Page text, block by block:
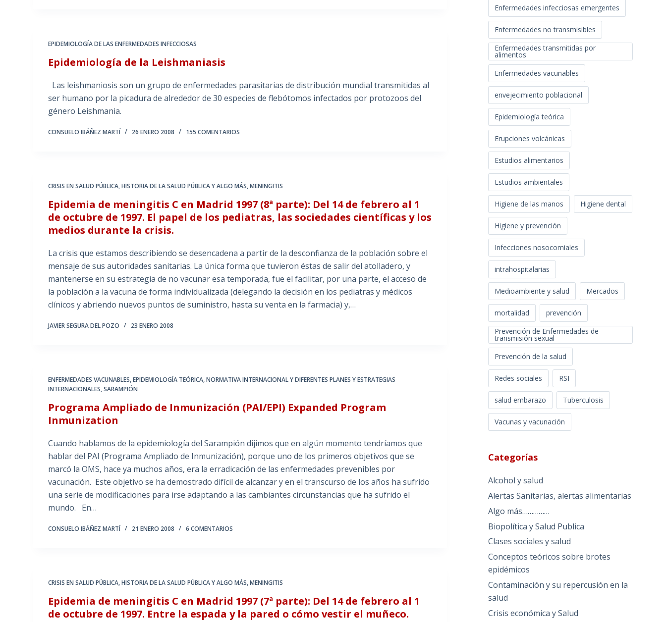
EPIDEMIOLOGÍA DE LAS ENFERMEDADES INFECCIOSAS
Epidemiología de la Leishmaniasis
Las leishmaniosis son un grupo de enfermedades parasitarias de distribución mundial transmitidas al
ser humano por la picadura de alrededor de 30 especies de flebótomos infectados por protozoos del
género Leishmania.
CONSUELO IBÁÑEZ MARTÍ 26 ENERO 2008 155 COMENTARIOS
CRISIS EN SALUD PÚBLICA,HISTORIA DE LA SALUD PÚBLICA Y ALGO MÁS,MENINGITIS
Epidemia de meningitis C en Madrid 1997 (8ª parte): Del 14 de febrero al 1
de octubre de 1997. El papel de los pediatras, las sociedades científicas y los
medios durante la crisis.
La crisis que estamos describiendo se desencadena a partir de la desconfianza de la población sobre el
mensaje de sus autoridades sanitarias. La única forma que tuvieron éstas de salir del atolladero, y
mantenerse en su estrategia de no vacunar esa temporada, fue el facilitar, por una parte, el acceso de
la población a la vacuna de forma individualizada (delegando la decisión en los pediatras y médicos
clínicos y abriendo nuevos puntos de suministro, hasta su venta en la farmacia) y,…
JAVIER SEGURA DEL POZO 23 ENERO 2008
ENFERMEDADES VACUNABLES,EPIDEMIOLOGÍA TEÓRICA,NORMATIVA INTERNACIONAL Y DIFERENTES PLANES Y ESTRATEGIAS
INTERNACIONALES,SARAMPIÓN
Programa Ampliado de Inmunización (PAI/EPI) Expanded Program
Inmunization
Cuando hablamos de la epidemiología del Sarampión dijimos que en algún momento tendríamos que
hablar del PAI (Programa Ampliado de Inmunización), porque uno de los primeros objetivos que se
marcó la OMS, hace ya muchos años, era la erradicación de las enfermedades prevenibles por
vacunación. Este objetivo se ha demostrado difícil de alcanzar y en el transcurso de los años ha sufrido
una serie de modificaciones para irse adaptando a las cambiantes circunstancias que ha sufrido el
mundo. En…
CONSUELO IBÁÑEZ MARTÍ 21 ENERO 2008 6 COMENTARIOS
CRISIS EN SALUD PÚBLICA,HISTORIA DE LA SALUD PÚBLICA Y ALGO MÁS,MENINGITIS
Epidemia de meningitis C en Madrid 1997 (7ª parte): Del 14 de febrero al 1
de octubre de 1997. Entre la espada y la pared o cómo vestir el muñeco.
Enfermedades infecciosas emergentes
Enfermedades no transmisibles
Enfermedades transmitidas por
alimentos
Enfermedades vacunables
envejecimiento poblacional
Epidemiología teórica
Erupciones volcánicas
Estudios alimentarios
Estudios ambientales
Higiene de las manos Higiene dental
Higiene y prevención
Infecciones nosocomiales
intrahospitalarias
Medioambiente y salud Mercados
mortalidad
prevención
Prevención de Enfermedades de
transmisión sexual
Prevención de la salud
Redes sociales RSI
salud embarazo Tuberculosis
Vacunas y vacunación
Categorías
Alcohol y salud
Alertas Sanitarias, alertas alimentarias
Algo más……………
Biopolítica y Salud Publica
Clases sociales y salud
Conceptos teóricos sobre brotes
epidémicos
Contaminación y su repercusión en la
salud
Crisis económica y Salud